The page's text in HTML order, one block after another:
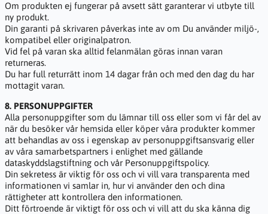
Om produkten ej fungerar på avsett sätt garanterar vi utbyte till
ny produkt.
Din garanti på skrivaren påverkas inte av om Du använder miljö-,
kompatibel eller originalpatron.
Vid fel på varan ska alltid felanmälan göras innan varan
returneras.
Du har full returrätt inom 14 dagar från och med den dag du har
mottagit varan.
8. PERSONUPPGIFTER
Alla personuppgifter som du lämnar till oss eller som vi får del av
när du besöker vår hemsida eller köper våra produkter kommer
att behandlas av oss i egenskap av personuppgiftsansvarig eller
av våra samarbetspartners i enlighet med gällande
dataskyddslagstiftning och vår Personuppgiftspolicy.
Din sekretess är viktig för oss och vi vill vara transparenta med
informationen vi samlar in, hur vi använder den och dina
rättigheter att kontrollera den informationen.
Ditt förtroende är viktigt för oss och vi vill att du ska känna dig